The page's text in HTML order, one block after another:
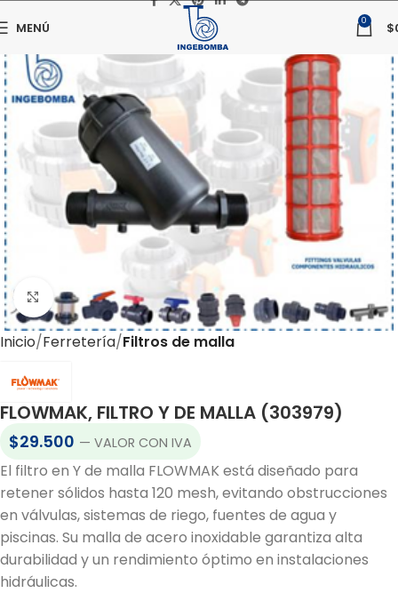
MENÚ 0 $
Haga clic para ampliar
Inicio Ferretería Filtros de malla
FLOWMAK, FILTRO Y DE MALLA (303979)
$29.500 — VALOR CON IVA
El filtro en Y de malla FLOWMAK está diseñado para
retener sólidos hasta 120 mesh, evitando obstrucciones
en válvulas, sistemas de riego, fuentes de agua y
piscinas. Su malla de acero inoxidable garantiza alta
durabilidad y un rendimiento óptimo en instalaciones
hidráulicas.